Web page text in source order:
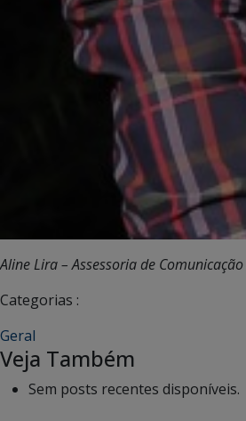
Aline Lira – Assessoria de
Categorias :
Geral
Veja Também
Sem posts recentes disponíveis.